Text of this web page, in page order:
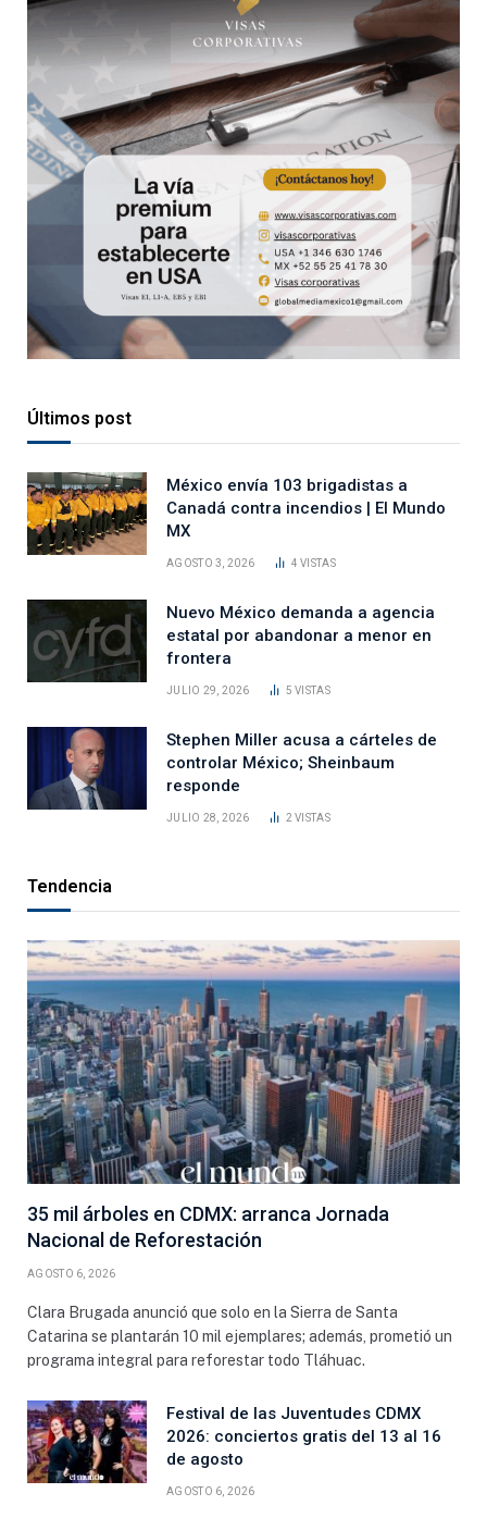
Últimos post
México envía 103 brigadistas a
Canadá contra incendios | El Mundo
MX
AGOSTO 3, 2026 4VISTAS
Nuevo México demanda a agencia
estatal por abandonar a menor en
frontera
JULIO 29, 2026 5VISTAS
Stephen Miller acusa a cárteles de
controlar México; Sheinbaum
responde
JULIO 28, 2026 2VISTAS
Tendencia
35 mil árboles en CDMX: arranca Jornada
Nacional de Reforestación
AGOSTO 6, 2026
Clara Brugada anunció que solo en la Sierra de Santa
Catarina se plantarán 10 mil ejemplares; además, prometió un
programa integral para reforestar todo Tláhuac.
Festival de las Juventudes CDMX
2026: conciertos gratis del 13 al 16
de agosto
AGOSTO 6, 2026